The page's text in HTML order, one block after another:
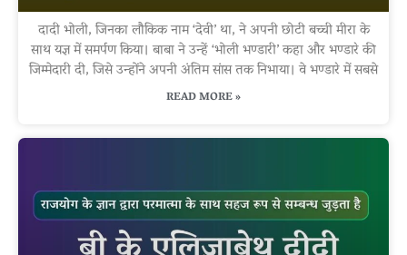
दादी भोली, जिनका लौकिक नाम ‘देवी’ था, ने अपनी छोटी बच्ची मीरा के
साथ यज्ञ में समर्पण किया। बाबा ने उन्हें ‘भोली भण्डारी’ कहा और भण्डारे की
जिम्मेदारी दी, जिसे उन्होंने अपनी अंतिम सांस तक निभाया। वे भण्डारे में सबसे
READ MORE »